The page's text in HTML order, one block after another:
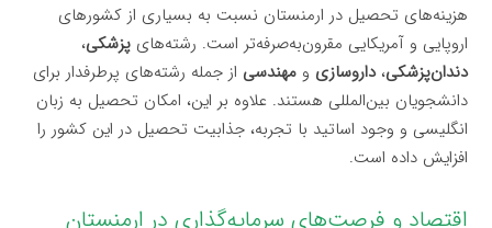
هزینه‌های تحصیل در ارمنستان نسبت به بسیاری از کشورهای
اروپایی و آمریکایی مقرون‌به‌صرفه‌تر است. رشته‌هایپزشکی،
دندان‌پزشکی،داروسازی ومهندسی از جمله رشته‌های پرطرفدار برای
دانشجویان بین‌المللی هستند. علاوه بر این، امکان تحصیل به زبان
انگلیسی و وجود اساتید با تجربه، جذابیت تحصیل در این کشور را
افزایش داده است.
اقتصاد و فرصت‌های سرمایه‌گذاری در ارمنستان